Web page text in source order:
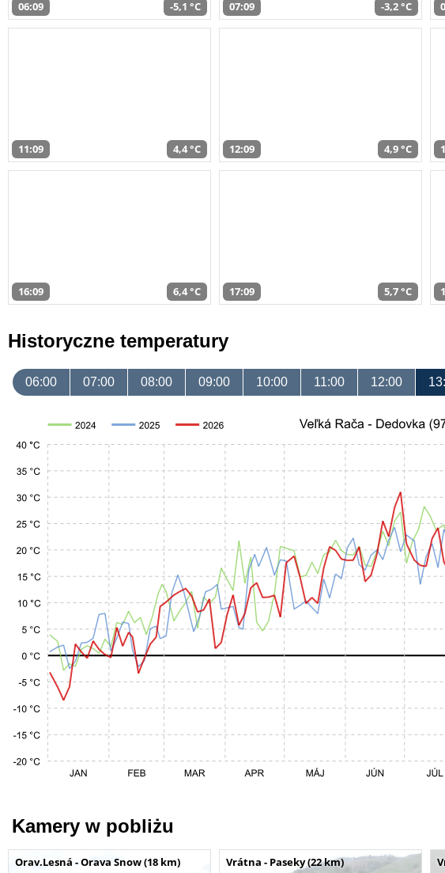
06:09 -5,1 °C 07:09 -3,2 °C
11:09 4,4 °C 12:09 4,9 °C
16:09 6,4 °C 17:09 5,7 °C
Historyczne temperatury
06:00 07:00 08:00 09:00 10:00 11:00 12:00
Kamery w pobliżu
Orav.Lesná - Orava Snow (18 km) Vrátna - Paseky (22 km)